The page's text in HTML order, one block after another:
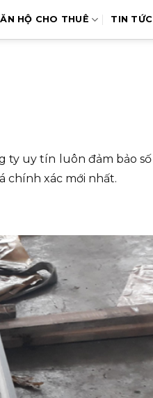
HỘ CHO THUÊ TIN TỨC
ty uy tín luôn đảm bảo
chính xác mới nhất.